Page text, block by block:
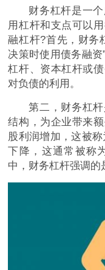
财务杠杆是一
用杠杆和支点可以
融杠杆?首先，财务
决策时使用债务融
杠杆、资本杠杆或
对负债的利用。
第二，财务杠
结构，为企业带来
股利润增加，这被
下降，这通常被称
中，财务杠杆强调的